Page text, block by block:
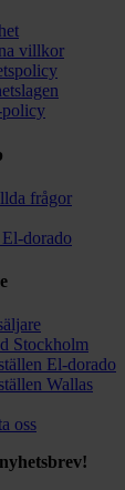
villkor
frågor
dorado
Stockholm
El-dorado
Wallas
oss